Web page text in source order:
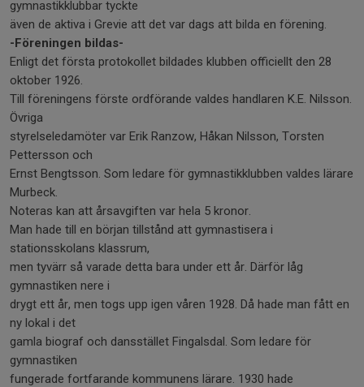
gymnastikklubbar tyckte
även de aktiva i Grevie att det var dags att bilda en förening.
-Föreningen bildas-
Enligt det första protokollet bildades klubben officiellt den 28
oktober 1926.
Till föreningens förste ordförande valdes handlaren K.E. Nilsson.
Övriga
styrelseledamöter var Erik Ranzow, Håkan Nilsson, Torsten
Pettersson och
Ernst Bengtsson. Som ledare för gymnastikklubben valdes lärare
Murbeck.
Noteras kan att årsavgiften var hela 5 kronor.
Man hade till en början tillstånd att gymnastisera i
stationsskolans klassrum,
men tyvärr så varade detta bara under ett år. Därför låg
gymnastiken nere i
drygt ett år, men togs upp igen våren 1928. Då hade man fått en
ny lokal i det
gamla biograf och dansstället Fingalsdal. Som ledare för
gymnastiken
fungerade fortfarande kommunens lärare. 1930 hade